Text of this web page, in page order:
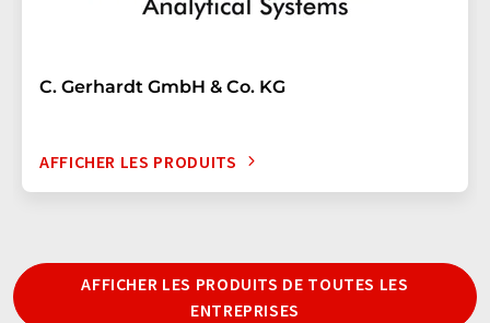
C. Gerhardt GmbH & Co. KG
AFFICHER LES PRODUITS
AFFICHER LES PRODUITS DE TOUTES LES
ENTREPRISES